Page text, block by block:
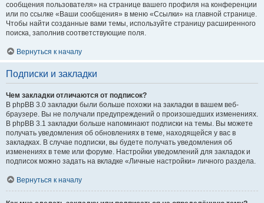
сообщения пользователя» на странице вашего профиля на конференции
или по ссылке «Ваши сообщения» в меню «Ссылки» на главной странице.
Чтобы найти созданные вами темы, используйте страницу расширенного
поиска, заполнив соответствующие поля.
Вернуться к началу
Подписки и закладки
Чем закладки отличаются от подписок?
В phpBB 3.0 закладки были больше похожи на закладки в вашем веб-
браузере. Вы не получали предупреждений о произошедших изменениях.
В phpBB 3.1 закладки больше напоминают подписки на темы. Вы можете
получать уведомления об обновлениях в теме, находящейся у вас в
закладках. В случае подписки, вы будете получать уведомления об
изменениях в теме или форуме. Настройки уведомлений для закладок и
подписок можно задать на вкладке «Личные настройки» личного раздела.
Вернуться к началу